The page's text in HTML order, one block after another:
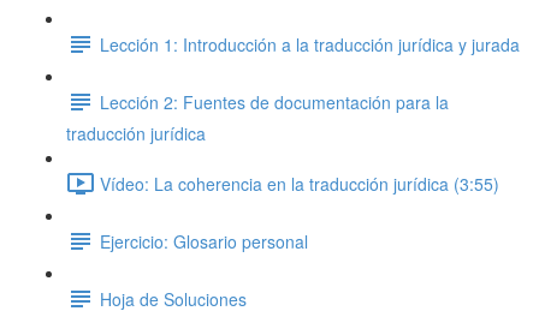
Lección 1: Introducción a la traducción jurídica y jurada
Lección 2: Fuentes de documentación para la
traducción jurídica
Vídeo: La coherencia en la traducción jurídica (3:55)
Ejercicio: Glosario personal
Hoja de Soluciones